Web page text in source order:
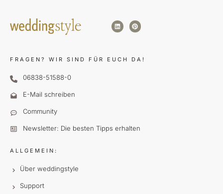
FRAGEN? WIR SIND FÜR EUCH DA!
06838-51588-0
E-Mail schreiben
Community
Newsletter: Die besten Tipps erhalten
ALLGEMEIN:
Über weddingstyle
Support